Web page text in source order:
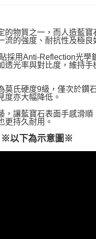
先徵得法定代理人或監護人之同意
未經同意申辦者引起之損失，本公
付」時，將依據個別帳號之用戶
度；若仍有額度不足之情形，本公
或使用他人資訊註冊。若發現惡
有權停止該用戶之使用額度並採取
的物質之一，而人造藍寶
流的強度、耐抗性及極良
採用Anti-Reflection光學
透光率與對比度，維持手
莫氏硬度9級，僅次於鑽
度亦大幅降低。
，讓藍寶石表面手感滑順
更持久耐用。
※以下為示意圖※